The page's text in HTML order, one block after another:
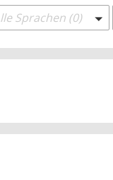
Sprachen (0)